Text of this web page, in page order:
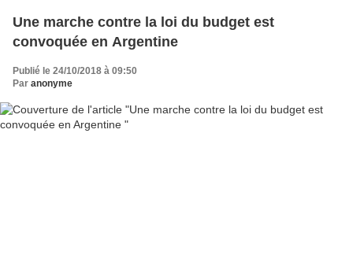
Une marche contre la loi du budget est
convoquée en Argentine
Publié le 24/10/2018 à 09:50
Par anonyme